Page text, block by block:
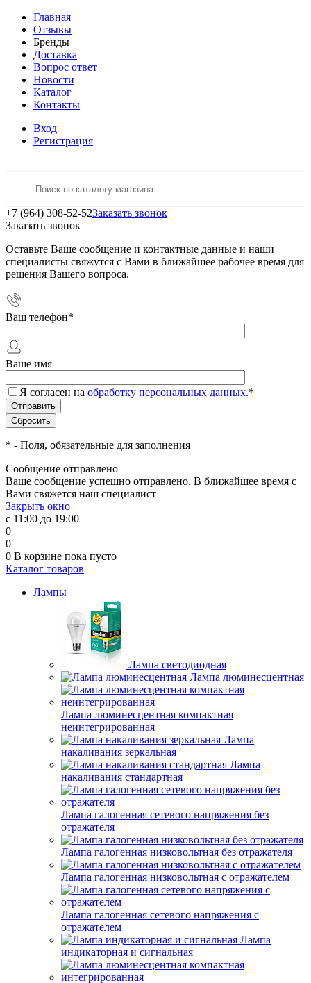
Главная
Отзывы
Бренды
Доставка
Вопрос ответ
Новости
Каталог
Контакты
Вход
Регистрация
+7 (964) 308-52-52Заказать звонок
Заказать звонок
Оставьте Ваше сообщение и контактные данные и наши
специалисты свяжутся с Вами в ближайшее рабочее время для
решения Вашего вопроса.
Ваш телефон*
Ваше имя
Я согласен на обработку персональных данных.*
* - Поля, обязательные для заполнения
Сообщение отправлено
Ваше сообщение успешно отправлено. В ближайшее время с
Вами свяжется наш специалист
Закрыть окно
с 11:00 до 19:00
0
0
0 В корзине пока пусто
Каталог товаров
Лампы
Лампа светодиодная
Лампа люминесцентная
Лампа люминесцентная компактная
неинтегрированная
Лампа
накаливания зеркальная
Лампа
накаливания стандартная
Лампа галогенная сетевого напряжения без
отражателя
Лампа галогенная низковольтная без отражателя
Лампа галогенная низковольтная с отражателем
Лампа галогенная сетевого напряжения с
отражателем
Лампа
индикаторная и сигнальная